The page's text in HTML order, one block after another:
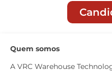
Quem somos
A VRC Warehouse